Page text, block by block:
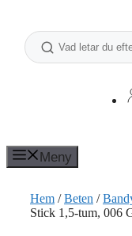
Meny
Hem /Beten /
Stick 1,5-tum, 006